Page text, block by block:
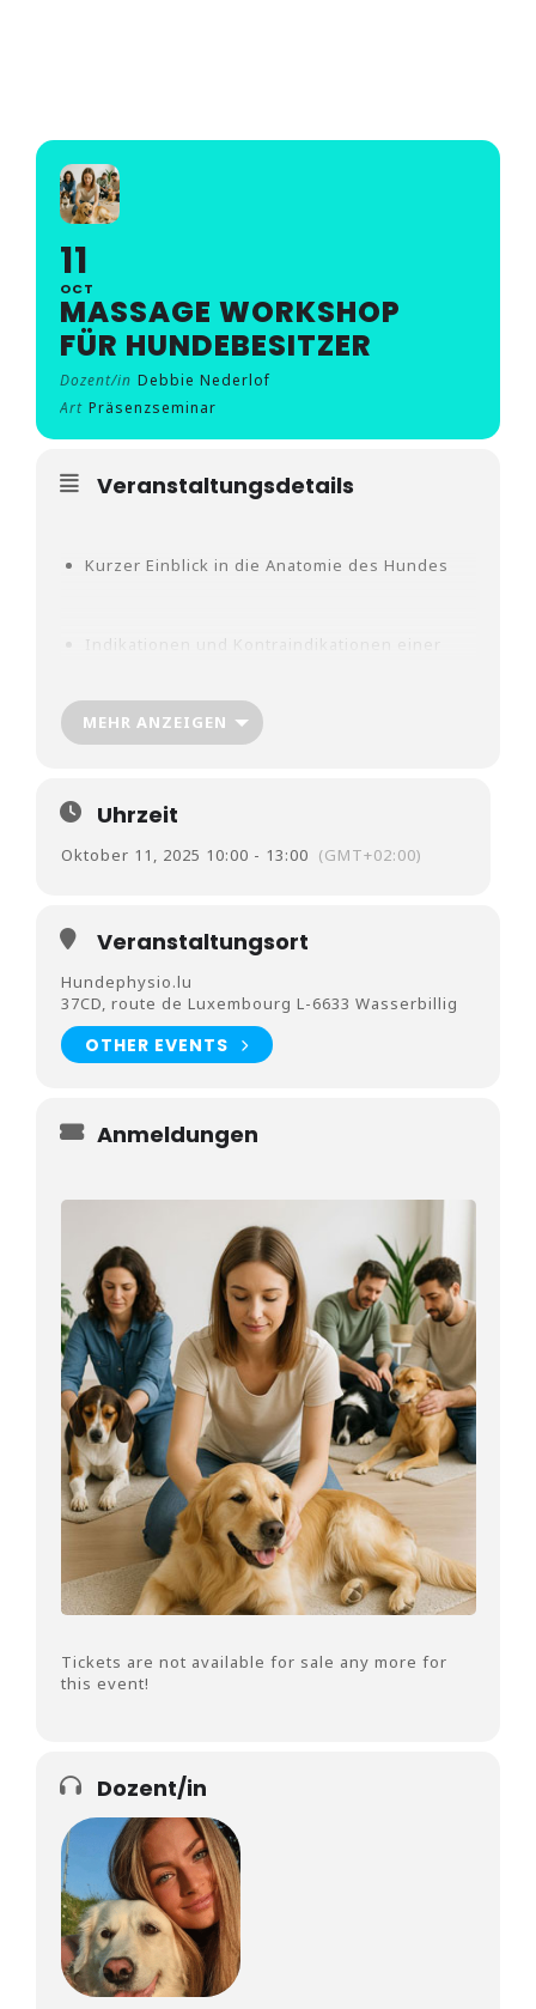
Kontakt
11
OCT
MASSAGE WORKSHOP
FÜR HUNDEBESITZER
Dozent/in Debbie Nederlof
Art Präsenzseminar
Veranstaltungsdetails
Kurzer Einblick in die Anatomie des Hundes
Indikationen und Kontraindikationen einer
BITTE EIGENEN HUND MITBRINGEN
MEHR ANZEIGEN
Uhrzeit
Oktober 11, 2025 10:00 - 13:00 (GMT+02:00)
Veranstaltungsort
Hundephysio.lu
37CD, route de Luxembourg L-6633 Wasserbillig
OTHER EVENTS
Anmeldungen
Tickets are not available for sale any more for
this event!
Dozent/in